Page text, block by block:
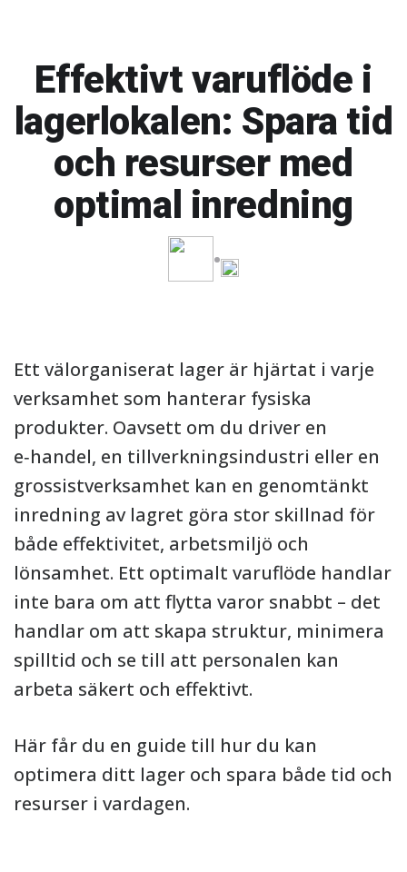
Effektivt varuflöde i
lagerlokalen: Spara tid
och resurser med
optimal inredning
Ett välorganiserat lager är hjärtat i varje
verksamhet som hanterar fysiska
produkter. Oavsett om du driver en
e‑handel, en tillverkningsindustri eller en
grossistverksamhet kan en genomtänkt
inredning av lagret göra stor skillnad för
både effektivitet, arbetsmiljö och
lönsamhet. Ett optimalt varuflöde handlar
inte bara om att flytta varor snabbt – det
handlar om att skapa struktur, minimera
spilltid och se till att personalen kan
arbeta säkert och effektivt.
Här får du en guide till hur du kan
optimera ditt lager och spara både tid och
resurser i vardagen.